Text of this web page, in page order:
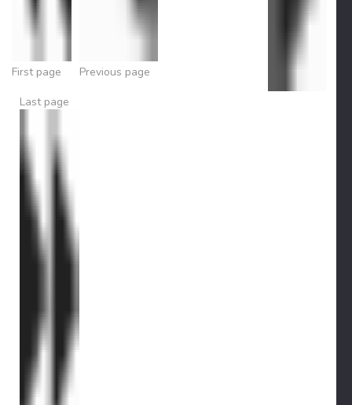
First page
Previous page
Last page